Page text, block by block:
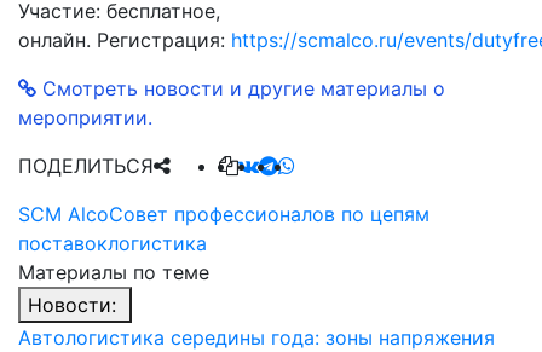
Участие: бесплатное,
онлайн. Регистрация: https://scmalco.ru/events/
Смотреть новости и другие материалы о
мероприятии.
SCM AlcoСовет профессионалов по цепям
поставоклогистика
ПОДЕЛИТЬСЯ
Материалы по теме
Новости:
Автологистика середины года: зоны напряжения